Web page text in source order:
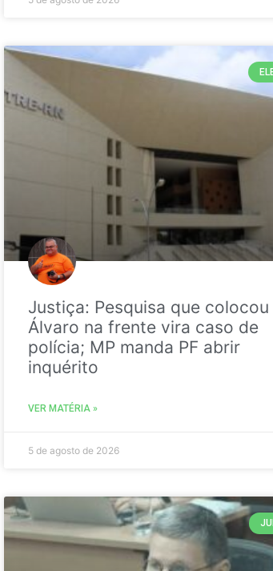
Justiça: Pesquisa que colocou
Álvaro na frente vira caso de
polícia; MP manda PF abrir
inquérito
VER MATÉRIA »
5 de agosto de 2026